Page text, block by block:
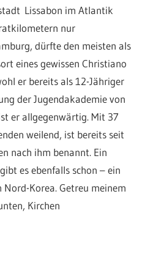
Lissabon im Atlantik
nur
dürfte den meisten als
eines gewissen Christiano
er bereits als 12-Jähriger
der Jugendakademie von
er allgegenwärtig. Mit 37
weilend, ist bereits seit
nach ihm benannt. Ein
es ebenfalls schon – ein
Korea. Getreu meinem
Kirchen